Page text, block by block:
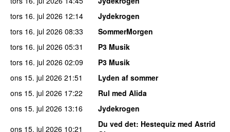
tors 16. jul 2026 12:14
Jydekrogen
tors 16. jul 2026 08:33
SommerMorgen
tors 16. jul 2026 05:31
P3 Musik
tors 16. jul 2026 02:09
P3 Musik
ons 15. jul 2026 21:51
Lyden af sommer
ons 15. jul 2026 17:22
Rul med Alida
ons 15. jul 2026 13:16
Jydekrogen
ons 15. jul 2026 10:21 Du ved det: Hestequiz med Astrid